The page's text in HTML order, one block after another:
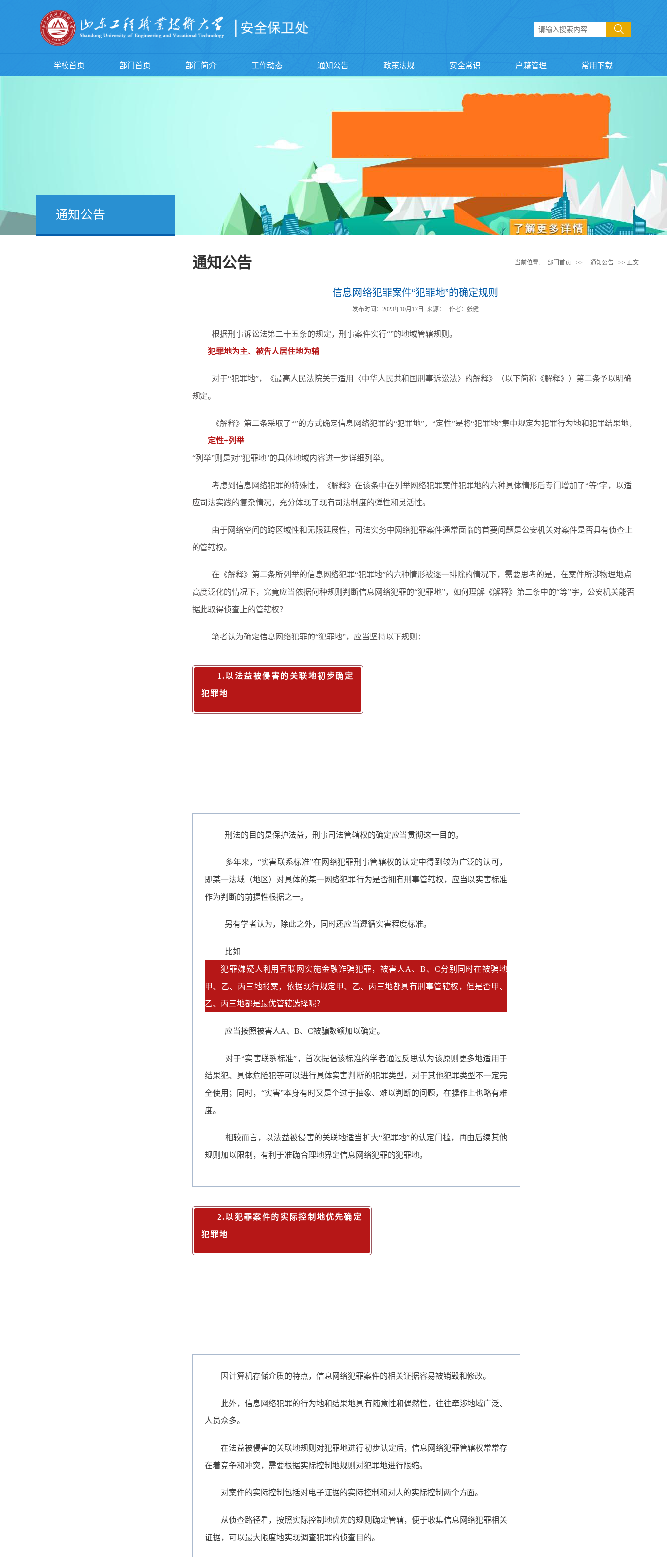
学校首页 部门首页 部门简介 工作动态 通知公告 政策法规 安全常识 户籍管理 常用下载
通知公告
通知公告 当前位置: 部门首页 >> 通知公告 >> 正文
信息网络犯罪案件“犯罪地”的确定规则
发布时间：2023年10月17日 来源： 作者：张健
根据刑事诉讼法第二十五条的规定，刑事案件实行“
犯罪地为主、被告人居住地为辅
”的地域管辖规则。
对于“犯罪地”，《最高人民法院关于适用〈中华人民共和国刑事诉讼法〉的解释》（以下简称《解释》）第二条予以明确
规定。
《解释》第二条采取了“
定性+列举
”的方式确定信息网络犯罪的“犯罪地”，“定性”是将“犯罪地”集中规定为犯罪行为地和犯罪结果地，
“列举”则是对“犯罪地”的具体地域内容进一步详细列举。
考虑到信息网络犯罪的特殊性，《解释》在该条中在列举网络犯罪案件犯罪地的六种具体情形后专门增加了“等”字，以适
应司法实践的复杂情况，充分体现了现有司法制度的弹性和灵活性。
由于网络空间的跨区域性和无限延展性，司法实务中网络犯罪案件通常面临的首要问题是公安机关对案件是否具有侦查上
的管辖权。
在《解释》第二条所列举的信息网络犯罪“犯罪地”的六种情形被逐一排除的情况下，需要思考的是，在案件所涉物理地点
高度泛化的情况下，究竟应当依据何种规则判断信息网络犯罪的“犯罪地”，如何理解《解释》第二条中的“等”字，公安机关能否
据此取得侦查上的管辖权？
笔者认为确定信息网络犯罪的“犯罪地”，应当坚持以下规则：
1.以法益被侵害的关联地初步确定
犯罪地
刑法的目的是保护法益，刑事司法管辖权的确定应当贯彻这一目的。
多年来，“实害联系标准”在网络犯罪刑事管辖权的认定中得到较为广泛的认可，
即某一法域（地区）对具体的某一网络犯罪行为是否拥有刑事管辖权，应当以实害标准
作为判断的前提性根据之一。
另有学者认为，除此之外，同时还应当遵循实害程度标准。
比如
犯罪嫌疑人利用互联网实施金融诈骗犯罪，被害人A、B、C分别同时在被骗地
甲、乙、丙三地报案，依据现行规定甲、乙、丙三地都具有刑事管辖权，但是否甲、
乙、丙三地都是最优管辖选择呢？
应当按照被害人A、B、C被骗数额加以确定。
对于“实害联系标准”，首次提倡该标准的学者通过反思认为该原则更多地适用于
结果犯、具体危险犯等可以进行具体实害判断的犯罪类型，对于其他犯罪类型不一定完
全使用；同时，“实害”本身有时又是个过于抽象、难以判断的问题，在操作上也略有难
度。
相较而言，以法益被侵害的关联地适当扩大“犯罪地”的认定门槛，再由后续其他
规则加以限制，有利于准确合理地界定信息网络犯罪的犯罪地。
2.以犯罪案件的实际控制地优先确定
犯罪地
因计算机存储介质的特点，信息网络犯罪案件的相关证据容易被销毁和修改。
此外，信息网络犯罪的行为地和结果地具有随意性和偶然性，往往牵涉地域广泛、
人员众多。
在法益被侵害的关联地规则对犯罪地进行初步认定后，信息网络犯罪管辖权常常存
在着竞争和冲突，需要根据实际控制地规则对犯罪地进行限缩。
对案件的实际控制包括对电子证据的实际控制和对人的实际控制两个方面。
从侦查路径看，按照实际控制地优先的规则确定管辖，便于收集信息网络犯罪相关
证据，可以最大限度地实现调查犯罪的侦查目的。